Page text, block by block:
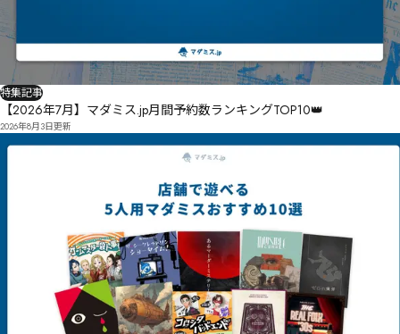
特集記事
【2026年7月】マダミス.jp月間予約数ランキングTOP10👑
2026年8月3日更新